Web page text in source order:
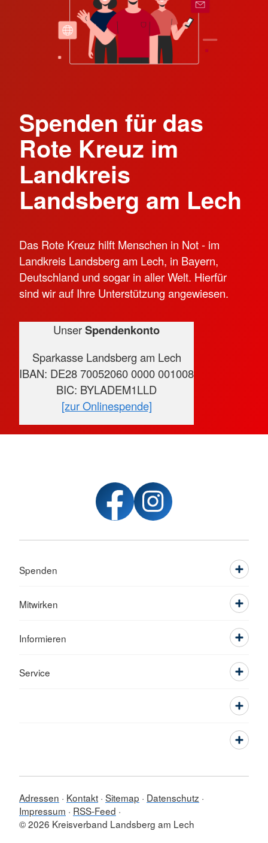
Spenden für das
Rote Kreuz im
Landkreis
Landsberg am Lech
Das Rote Kreuz hilft Menschen in Not - im
Landkreis Landsberg am Lech, in Bayern,
Deutschland und sogar in aller Welt. Hierfür
sind wir auf Ihre Unterstützung angewiesen.
UnserSpendenkonto
Sparkasse Landsberg am Lech
IBAN: DE28 70052060 0000 001008
BIC: BYLADEM1LLD
[zur Onlinespende]
Spenden
Mitwirken
Informieren
Service
Adressen Kontakt Sitemap
Datenschutz
Impressum
RSS-Feed
© 2026 Kreisverband Landsberg am Lech